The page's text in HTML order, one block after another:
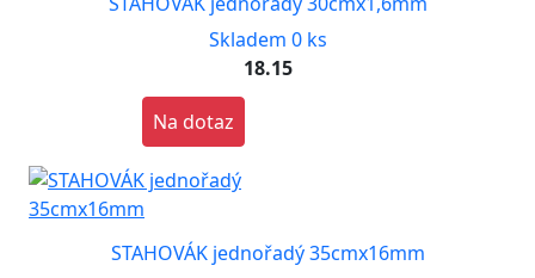
Skladem 0 ks
18.15
Na dotaz
STAHOVÁK jednořadý 35cmx16mm